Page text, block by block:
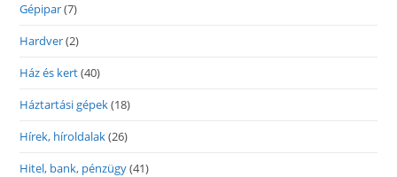
Gépipar(7)
Hardver(2)
Ház és kert(40)
Háztartási gépek(18)
Hírek, híroldalak(26)
Hitel, bank, pénzügy(41)